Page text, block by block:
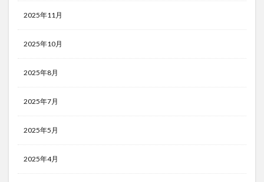
2025年11月
2025年10月
2025年8月
2025年7月
2025年5月
2025年4月